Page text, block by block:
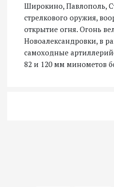
Широкино, Павлополь,
стрелкового оружия,
открытие огня. Огонь
Новоалександровки, в
самоходные
82 и 120 мм минометов